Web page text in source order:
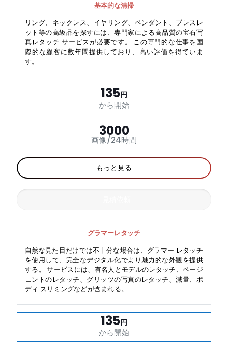
基本的な清掃
リング、ネックレス、イヤリング、ペンダント、ブレスレ
ット等の高級品を探すには、専門家による高品質の宝石写
真レタッチ サービスが必要です。 この専門的な仕事を国
際的な顧客に数年間提供しており、高い評価を得ていま
す。
135円
から開始
3000
画像/24時間
もっと見る
グラマーレタッチ
自然な見た目だけでは不十分な場合は、グラマー レタッチ
を使用して、完全なデジタル化でより魅力的な外観を提供
する。 サービスには、有名人とモデルのレタッチ、ページ
ェントのレタッチ、グリッツの写真のレタッチ、減量、ボ
ディ スリミングなどが含まれる。
135円
から開始